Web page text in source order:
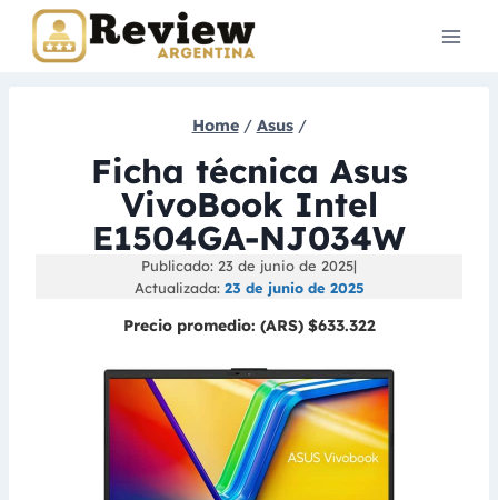
Skip
Home / Asus /
Ficha técnica Asus
VivoBook Intel
E1504GA-NJ034W
Publicado: 23 de junio de 2025|
Actualizada: 23 de junio de 2025
Precio promedio: (ARS) $633.322